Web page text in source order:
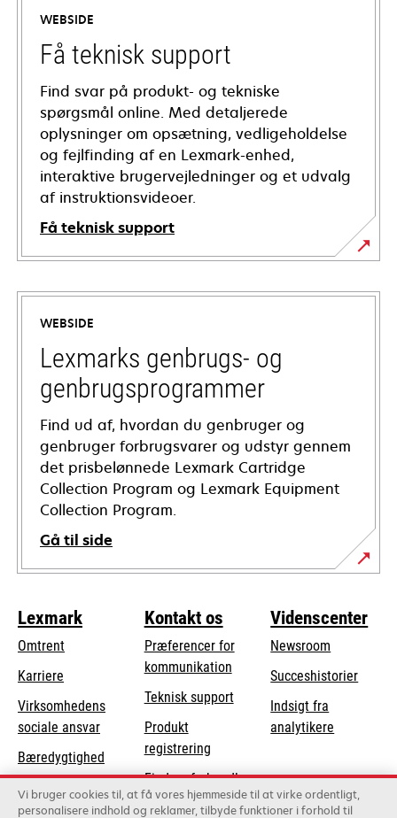
WEBSIDE
Få teknisk support
Find svar på produkt- og tekniske
spørgsmål online. Med detaljerede
oplysninger om opsætning, vedligeholdelse
og fejlfinding af en Lexmark-enhed,
interaktive brugervejledninger og et udvalg
af instruktionsvideoer.
Få teknisk support
opens
in
new
tab
WEBSIDE
Lexmarks genbrugs- og
genbrugsprogrammer
Find ud af, hvordan du genbruger og
genbruger forbrugsvarer og udstyr gennem
det prisbelønnede Lexmark Cartridge
Collection Program og Lexmark Equipment
Collection Program.
Gå til side
Lexmark
Omtrent
Karriere
Virksomhedens
sociale ansvaropens
in
a
new
tab
Bæredygtighed
Lexmark-partnere
Kontakt os
Præferencer for
kommunikation
Teknisk supportopens
tab
Produkt
registrering
Find en forhandler
Liste over
Videnscenter
Newsroom
Succeshistorier
Indsigt fra
analytikere
Vi bruger cookies til, at få vores hjemmeside til at virke ordentligt,
personalisere indhold og reklamer, tilbyde funktioner i forhold til